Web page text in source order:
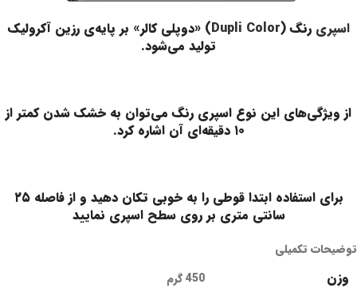
اسپری رنگ (Dupli Color) «دوپلی کالر» بر پایه‌ی رزین آکرولیک
تولید می‌شود.
از ویژگی‌‌های این نوع اسپری رنگ‌ می‌توان به خشک‌ شدن کمتر از
۱۰ دقیقه‌ای آن اشاره کرد.
برای استفاده ابتدا قوطی را به خوبی تکان دهید و از فاصله ۲۵
سانتی متری بر روی سطح اسپری نمایید
توضیحات تکمیلی
وزن 450 گرم